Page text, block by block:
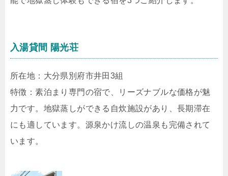
入湯貸間 陽光荘
所在地：大分県別府市井田3組
特徴：素泊まり専門の宿で、リーズナブルな価格が魅
力です。地獄蒸しができる自炊施設があり、長期滞在
にも適しています。源泉かけ流しの温泉も完備されて
います。